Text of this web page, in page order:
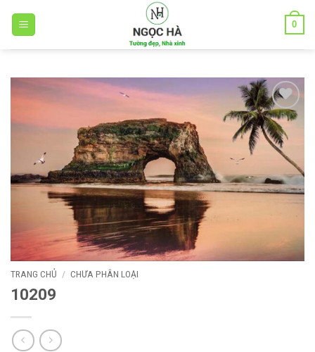
0
Add to
wishlist
TRANG CHỦ / CHƯA PHÂN LOẠI
10209